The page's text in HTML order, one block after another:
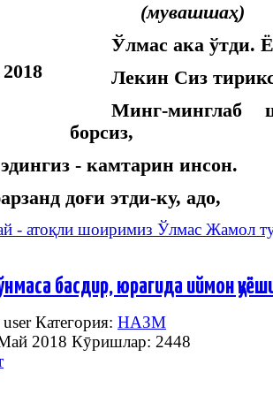
(мувашшаҳ)
Ўлмас ака ўтди.
Лекин Сиз
Минг-минглаб
борсиз,
- камтарин инсон.
доғи этди-ку, адо,
- атоқли шоиримиз Ўлмас Жамол
басдир, юрагида иймон
Категория: НАЗМ
2018 Кӯришлар: 2448